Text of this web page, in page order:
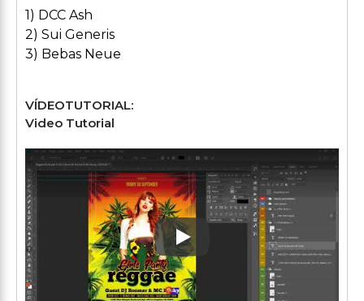
1) DCC Ash
2) Sui Generis
3) Bebas Neue
VÍDEOTUTORIAL:
Video Tutorial
Play: Keynote (Google I/O